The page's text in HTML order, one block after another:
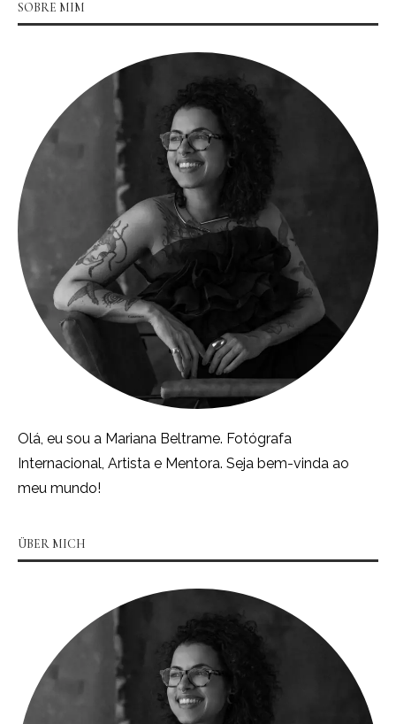
SOBRE MIM
Olá, eu sou a Mariana Beltrame. Fotógrafa
Internacional, Artista e Mentora. Seja bem-vinda ao
meu mundo!
ÜBER MICH